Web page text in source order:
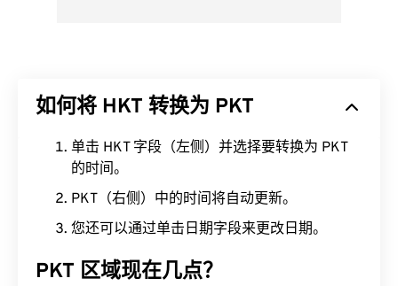
如何将 HKT 转换为 PKT
单击 HKT 字段（左侧）并选择要转换为 PKT
的时间。
PKT（右侧）中的时间将自动更新。
您还可以通过单击日期字段来更改日期。
PKT 区域现在几点？